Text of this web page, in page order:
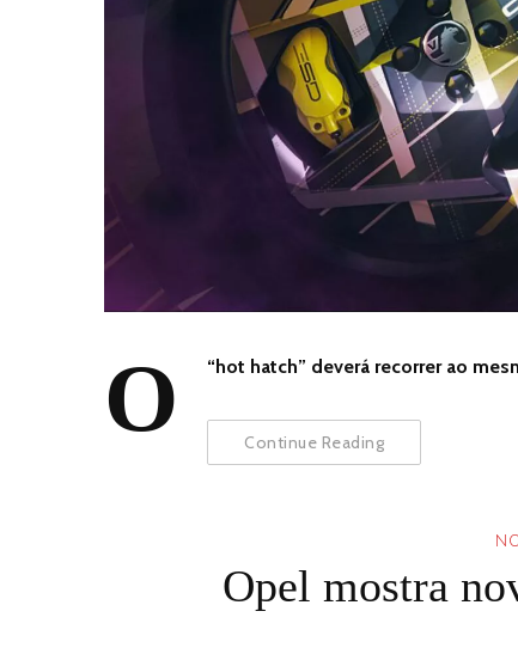
O “hot hatch” deverá recorrer ao
Continue Reading
Opel mostra